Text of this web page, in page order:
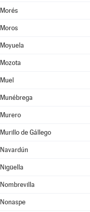
Morés
Moros
Moyuela
Mozota
Muel
Munébrega
Murero
Murillo de Gállego
Navardún
Nigüella
Nombrevilla
Nonaspe